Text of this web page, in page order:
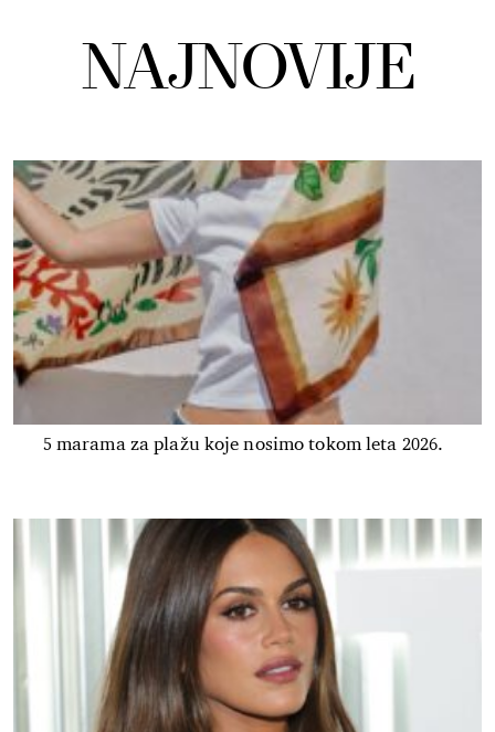
NAJNOVIJE
5 marama za plažu koje nosimo tokom leta 2026.